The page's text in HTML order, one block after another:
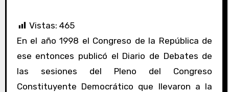
Vistas: 465
En el año 1998 el Congreso de la República de
ese entonces publicó el Diario de Debates de
las sesiones del Pleno del Congreso
Constituyente Democrático que llevaron a la